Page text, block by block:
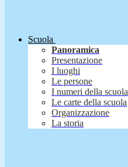
Scuola
Panoramica
Presentazione
I luoghi
Le persone
I numeri della scuola
Le carte della scuola
Organizzazione
La storia